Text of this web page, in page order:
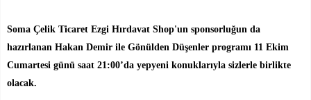
Soma Çelik Ticaret Ezgi Hırdavat Shop'un sponsorluğun da
hazırlanan Hakan Demir ile Gönülden Düşenler programı 11 Ekim
Cumartesi günü saat 21:00’da yepyeni konuklarıyla sizlerle birlikte
olacak.